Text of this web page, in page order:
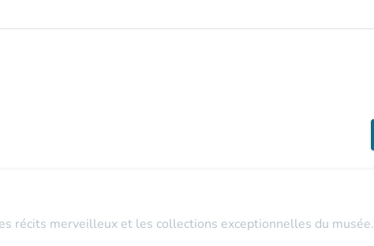
récits merveilleux et les collections exceptionnelles du musée.